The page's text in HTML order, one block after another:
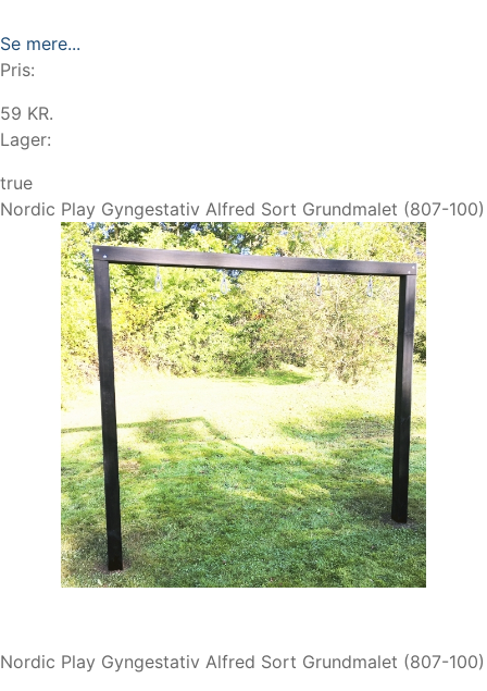
Se mere...
Pris:
59 KR.
Lager:
true
Nordic Play Gyngestativ Alfred Sort Grundmalet (807-100)
Nordic Play Gyngestativ Alfred Sort Grundmalet (807-100)